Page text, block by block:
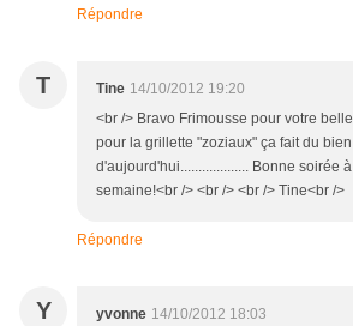
Répondre
T Tine 14/10/2012 19:20
<br /> Bravo Frimousse pour votre
pour la grillette "zoziaux" ça fait du
d'aujourd'hui................... Bonne soirée
semaine!<br /> <br /> <br /> Tine<br />
Répondre
Y yvonne 14/10/2012 18:03